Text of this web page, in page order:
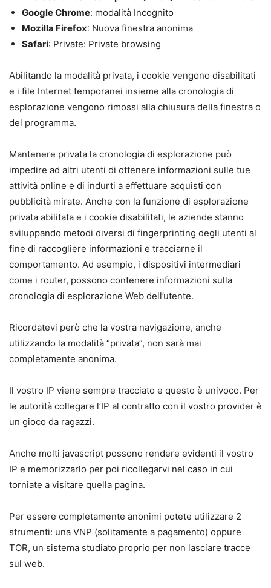
Google Chrome: modalità Incognito
Mozilla Firefox: Nuova finestra anonima
Safari: Private: Private browsing
Abilitando la modalità privata, i cookie vengono disabilitati
e i file Internet temporanei insieme alla cronologia di
esplorazione vengono rimossi alla chiusura della finestra o
del programma.
Mantenere privata la cronologia di esplorazione può
impedire ad altri utenti di ottenere informazioni sulle tue
attività online e di indurti a effettuare acquisti con
pubblicità mirate. Anche con la funzione di esplorazione
privata abilitata e i cookie disabilitati, le aziende stanno
sviluppando metodi diversi di fingerprinting degli utenti al
fine di raccogliere informazioni e tracciarne il
comportamento. Ad esempio, i dispositivi intermediari
come i router, possono contenere informazioni sulla
cronologia di esplorazione Web dell’utente.
Ricordatevi però che la vostra navigazione, anche
utilizzando la modalità “privata”, non sarà mai
completamente anonima.
Il vostro IP viene sempre tracciato e questo è univoco. Per
le autorità collegare l’IP al contratto con il vostro provider è
un gioco da ragazzi.
Anche molti javascript possono rendere evidenti il vostro
IP e memorizzarlo per poi ricollegarvi nel caso in cui
torniate a visitare quella pagina.
Per essere completamente anonimi potete utilizzare 2
strumenti: una VNP (solitamente a pagamento) oppure
TOR, un sistema studiato proprio per non lasciare tracce
sul web.